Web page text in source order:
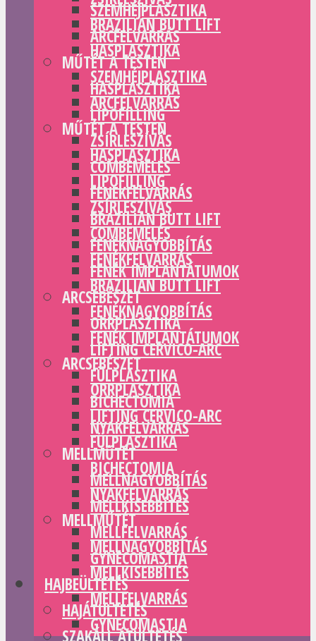
SZEMHÉJPLASZTIKA
ARCFELVARRÁS
MŰTÉT A TESTEN
HASPLASZTIKA
LIPOFILLING
ZSÍRLESZÍVÁS
COMBEMELÉS
FENÉKFELVARRÁS
BRAZILIAN BUTT LIFT
FENÉKNAGYOBBÍTÁS
FENÉK IMPLANTÁTUMOK
ARCSEBÉSZET
ORRPLASZTIKA
LIFTING CERVICO-ARC
FÜLPLASZTIKA
BICHECTOMIA
NYAKFELVARRÁS
MELLMŰTÉT
MELLNAGYOBBÍTÁS
MELLKISEBBÍTÉS
MELLFELVARRÁS
GYNECOMASTIA
HAJBEÜLTETÉS
HAJÁTÜLTETÉS
SZAKÁLL ÁTÜLTETÉS
BRAZILIAN BUTT LIFT
HASPLASZTIKA
SZEMHÉJPLASZTIKA
ARCFELVARRÁS
MŰTÉT A TESTEN
HASPLASZTIKA
LIPOFILLING
ZSÍRLESZÍVÁS
COMBEMELÉS
FENÉKFELVARRÁS
BRAZILIAN BUTT LIFT
FENÉKNAGYOBBÍTÁS
FENÉK IMPLANTÁTUMOK
ARCSEBÉSZET
ORRPLASZTIKA
LIFTING CERVICO-ARC
FÜLPLASZTIKA
BICHECTOMIA
NYAKFELVARRÁS
MELLMŰTÉT
MELLNAGYOBBÍTÁS
MELLKISEBBÍTÉS
MELLFELVARRÁS
GYNECOMASTIA